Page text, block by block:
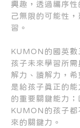
興趣，透過編序
己無限的可能性
習。
KUMON的國英數
孩子未來學習所
解力、讀解力，
是給孩子真正的
的重要關鍵能力；
KUMON的孩子都
來的關鍵力。